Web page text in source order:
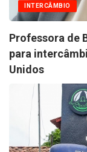
INTERCÂMBIO
Professora de
para
Unidos